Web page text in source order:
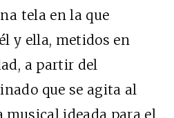
tela en la que
y ella, metidos en
a partir del
que se agita al